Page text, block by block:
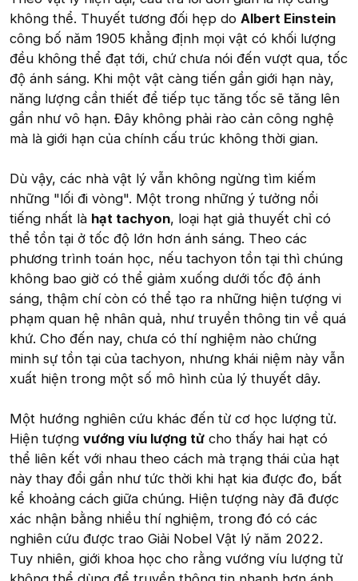
không thể. Thuyết tương đối hẹp do Albert Einstein
công bố năm 1905 khẳng định mọi vật có khối lượng
đều không thể đạt tới, chứ chưa nói đến vượt qua, tốc
độ ánh sáng. Khi một vật càng tiến gần giới hạn này,
năng lượng cần thiết để tiếp tục tăng tốc sẽ tăng lên
gần như vô hạn. Đây không phải rào cản công nghệ
mà là giới hạn của chính cấu trúc không thời gian.
Dù vậy, các nhà vật lý vẫn không ngừng tìm kiếm
những "lối đi vòng". Một trong những ý tưởng nổi
tiếng nhất là hạt tachyon, loại hạt giả thuyết chỉ có
thể tồn tại ở tốc độ lớn hơn ánh sáng. Theo các
phương trình toán học, nếu tachyon tồn tại thì chúng
không bao giờ có thể giảm xuống dưới tốc độ ánh
sáng, thậm chí còn có thể tạo ra những hiện tượng vi
phạm quan hệ nhân quả, như truyền thông tin về quá
khứ. Cho đến nay, chưa có thí nghiệm nào chứng
minh sự tồn tại của tachyon, nhưng khái niệm này vẫn
xuất hiện trong một số mô hình của lý thuyết dây.
Một hướng nghiên cứu khác đến từ cơ học lượng tử.
Hiện tượng vướng víu lượng tử cho thấy hai hạt có
thể liên kết với nhau theo cách mà trạng thái của hạt
này thay đổi gần như tức thời khi hạt kia được đo, bất
kể khoảng cách giữa chúng. Hiện tượng này đã được
xác nhận bằng nhiều thí nghiệm, trong đó có các
nghiên cứu được trao Giải Nobel Vật lý năm 2022.
Tuy nhiên, giới khoa học cho rằng vướng víu lượng tử